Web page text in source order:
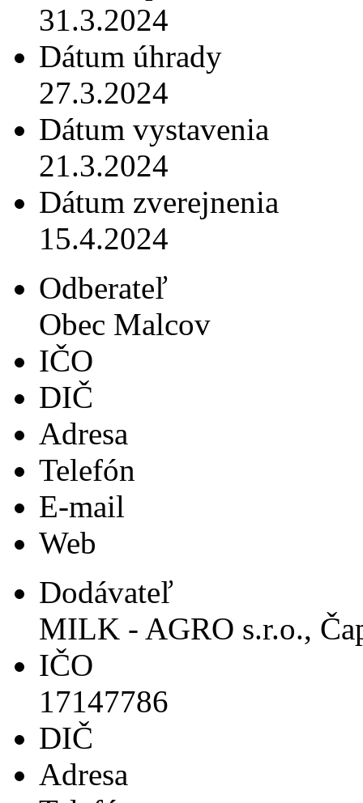
31.3.2024
Dátum úhrady
27.3.2024
Dátum vystavenia
21.3.2024
Dátum zverejnenia
15.4.2024
Odberateľ
Obec Malcov
IČO
DIČ
Adresa
Telefón
E-mail
Web
Dodávateľ
MILK - AGRO s.r.o.,
IČO
17147786
DIČ
Adresa